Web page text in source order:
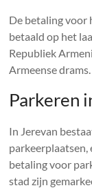
De betaling voor
betaald op het
Republiek
Armeense drams.
Parkeren
In Jerevan
parkeerplaatsen,
betaling voor
stad zijn